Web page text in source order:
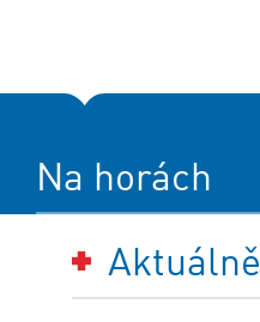
Na horách
Aktuálně